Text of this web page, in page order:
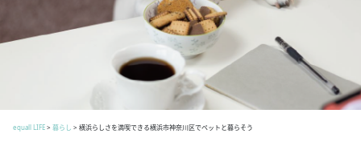
equall LIFE> 暮らし > 横浜らしさを満喫できる横浜市神奈川区でペットと暮らそう